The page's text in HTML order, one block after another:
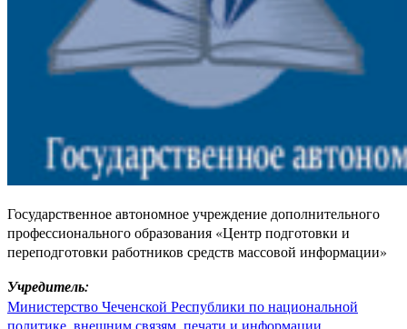
Государственное автономное учреждение дополнительного
профессионального образования «Центр подготовки и
переподготовки работников средств массовой информации»
Учредитель:
Министерство Чеченской Республики по национальной
политике, внешним связям, печати и информации